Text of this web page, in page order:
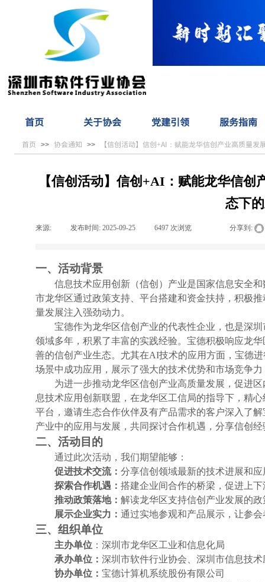
首页 关于协会 党建引领 服务指南
首页 >> 协会通知 >> 【信创活动】信创+AI：赋能龙华信创产业高质量
【信创活动】信创+AI：赋能龙华信
态下
来源: 发布时间: 2025-09-25 6497 次浏览 分享到:
一、活动背景
信息技术应用创新（信创）产业是国家信息安全
市龙华区通过政策支持、平台搭建和资金扶持，积极
量发展注入强劲动力。
宝德作为龙华区信创产业的代表性企业，也是深
领域多年，积累了丰富的实践经验。宝德积极响应龙
善的信创产业生态。尤其在AI技术的应用方面，宝德
场景中成功应用，展示了强大的技术优势和市场竞争
为进一步推动龙华区信创产业高质量发展，促进
息技术应用创新联盟，在龙华区工信局的指导下，精
平台，邀请生态合作伙伴及有产品需求的客户深入了
产业中的应用与发展，共同探讨合作机遇，分享信创经
二、活动目的
通过此次活动，我们期望能够：
促进技术交流： 分享信创领域最新的技术进展和
探索合作机遇： 搭建企业间合作的桥梁，促进上
推动政策落地： 解读龙华区支持信创产业发展的
展示企业实力： 通过实地参观和产品展示，让参
三、组织单位
主办单位 ：深圳市龙华区工业和信息化局
承办单位： 深圳市软件行业协会、深圳市信息技
协办单位： 宝德计算机系统股份有限公司